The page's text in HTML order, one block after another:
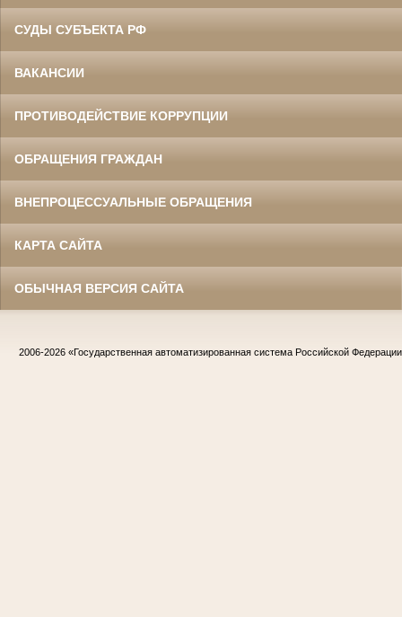
СУДЫ СУБЪЕКТА РФ
ВАКАНСИИ
ПРОТИВОДЕЙСТВИЕ КОРРУПЦИИ
ОБРАЩЕНИЯ ГРАЖДАН
ВНЕПРОЦЕССУАЛЬНЫЕ ОБРАЩЕНИЯ
КАРТА САЙТА
ОБЫЧНАЯ ВЕРСИЯ САЙТА
2006-2026 «Государственная автоматизированная система Российской